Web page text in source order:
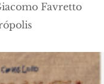
Favretto